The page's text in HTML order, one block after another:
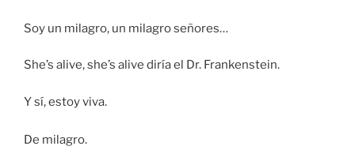
Soy un milagro, un milagro señores…
She’s alive, she’s alive diría el Dr. Frankenstein.
Y sí, estoy viva.
De milagro.